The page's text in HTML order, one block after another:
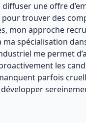
diffuser une offre
trouver des
mon approche
ma spécialisation
me permet
les
parfois
développer